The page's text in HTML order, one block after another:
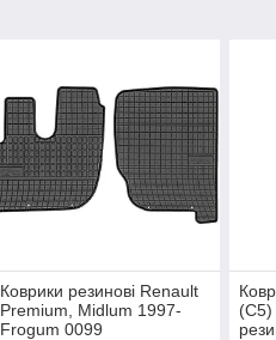
Коврики резинові Renault
Premium, Midlum 1997-
Frogum 0099